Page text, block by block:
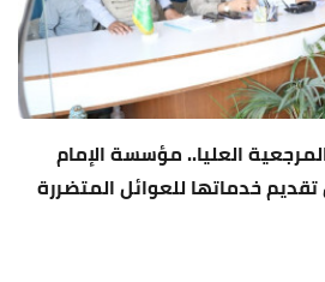
العليا.. مؤسسة الإمام
تقديم خدماتها للعوائل المتضررة